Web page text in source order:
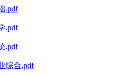
.pdf
.pdf
.pdf
综合.pdf